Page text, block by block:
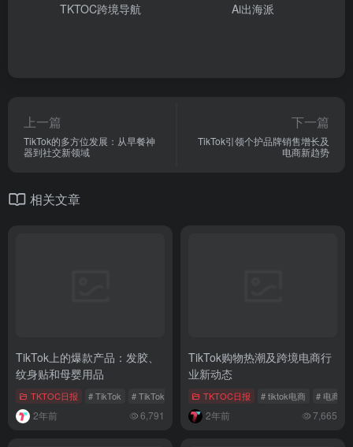
TKTOC跨境导航 Ai出海派
上一篇
TikTok的多方位发展：从早餐神
器到社交新领域
下一篇
TikTok引领个护品牌销售增长及
电商新趋势
相关文章
TikTok上的爆款产品：发胶、
纹身贴和母婴用品
TKTOC日报 # TikTok # TikTok爆款产品
2年前 6,791
TikTok购物热潮及跨境电商行
业新动态
TKTOC日报 # tiktok电商 # 电商趋
2年前 7,665